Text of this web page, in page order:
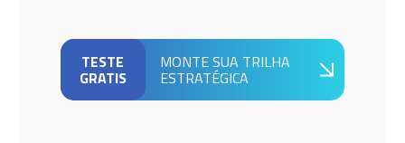
TESTE
GRATIS
MONTE SUA TRILHA
ESTRATÉGICA